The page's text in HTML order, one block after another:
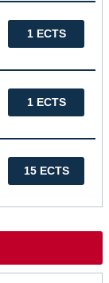
1 ECTS
1 ECTS
15 ECTS